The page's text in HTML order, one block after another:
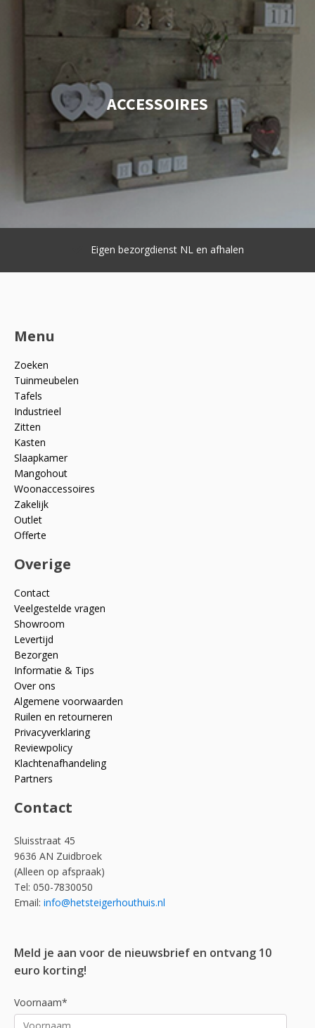
ACCESSOIRES
Eigen bezorgdienst NL en afhalen
Menu
Zoeken
Tuinmeubelen
Tafels
Industrieel
Zitten
Kasten
Slaapkamer
Mangohout
Woonaccessoires
Zakelijk
Outlet
Offerte
Overige
Contact
Veelgestelde vragen
Showroom
Levertijd
Bezorgen
Informatie & Tips
Over ons
Algemene voorwaarden
Ruilen en retourneren
Privacyverklaring
Reviewpolicy
Klachtenafhandeling
Partners
Contact
Sluisstraat 45
9636 AN Zuidbroek
(Alleen op afspraak)
Tel: 050-7830050
Email: info@hetsteigerhouthuis.nl
Meld je aan voor de nieuwsbrief en ontvang 10
euro korting!
Voornaam*